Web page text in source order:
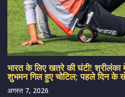
भारत के लिए खतरे की घंटी! श्रीलंका
शुभमन गिल हुए चोटिल; पहले दिन के
अगस्त 7, 2026